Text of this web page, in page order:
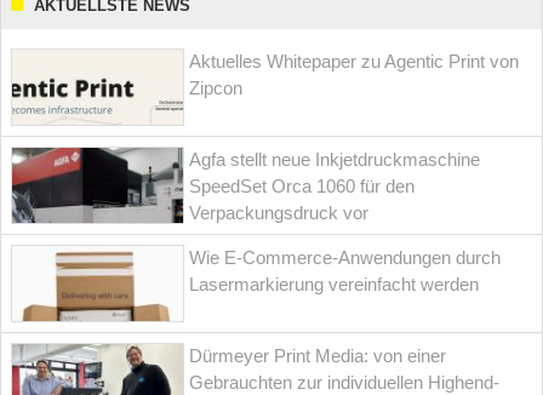
AKTUELLSTE NEWS
Aktuelles Whitepaper zu Agentic Print von
Zipcon
Agfa stellt neue Inkjetdruckmaschine
SpeedSet Orca 1060 für den
Verpackungsdruck vor
Wie E-Commerce-Anwendungen durch
Lasermarkierung vereinfacht werden
Dürmeyer Print Media: von einer
Gebrauchten zur individuellen Highend-